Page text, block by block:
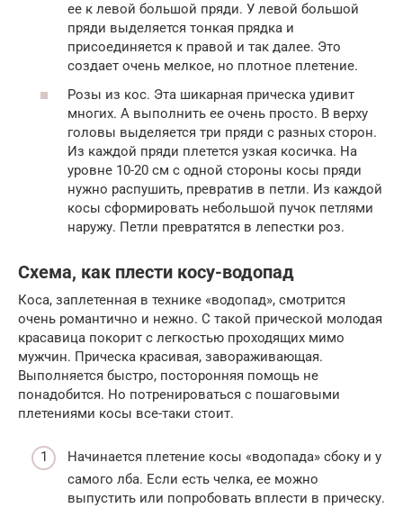
ее к левой большой пряди. У левой большой
пряди выделяется тонкая прядка и
присоединяется к правой и так далее. Это
создает очень мелкое, но плотное плетение.
Розы из кос. Эта шикарная прическа удивит
многих. А выполнить ее очень просто. В верху
головы выделяется три пряди с разных сторон.
Из каждой пряди плетется узкая косичка. На
уровне 10-20 см с одной стороны косы пряди
нужно распушить, превратив в петли. Из каждой
косы сформировать небольшой пучок петлями
наружу. Петли превратятся в лепестки роз.
Схема, как плести косу-водопад
Коса, заплетенная в технике «водопад», смотрится
очень романтично и нежно. С такой прической молодая
красавица покорит с легкостью проходящих мимо
мужчин. Прическа красивая, завораживающая.
Выполняется быстро, посторонняя помощь не
понадобится. Но потренироваться с пошаговыми
плетениями косы все-таки стоит.
Начинается плетение косы «водопада» сбоку и у
самого лба. Если есть челка, ее можно
выпустить или попробовать вплести в прическу.